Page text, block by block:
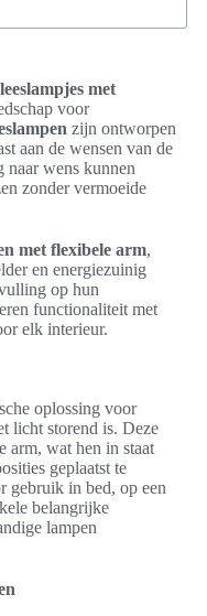
met
voor
zijn ontworpen
aan de wensen van de
naar wens kunnen
zonder vermoeide
met flexibele arm,
en energiezuinig
op hun
functionaliteit met
elk interieur.
oplossing voor
licht storend is. Deze
arm, wat hen in staat
geplaatst te
gebruik in bed, op een
belangrijke
lampen